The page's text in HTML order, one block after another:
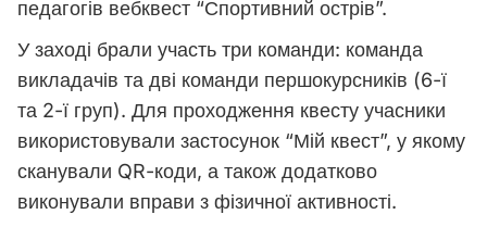
педагогів вебквест “Спортивний острів”.
У заході брали участь три команди: команда
викладачів та дві команди першокурсників (6-ї
та 2-ї груп). Для проходження квесту учасники
використовували застосунок “Мій квест”, у якому
сканували QR-коди, а також додатково
виконували вправи з фізичної активності.